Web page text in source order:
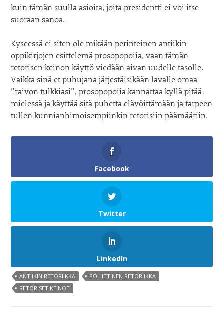
kuin tämän suulla asioita, joita presidentti ei voi itse
suoraan sanoa.
Kyseessä ei siten ole mikään perinteinen antiikin
oppikirjojen esittelemä prosopopoiia, vaan tämän
retorisen keinon käyttö viedään aivan uudelle tasolle.
Vaikka sinä et puhujana järjestäisikään lavalle omaa
”raivon tulkkiasi”, prosopopoiia kannattaa kyllä pitää
mielessä ja käyttää sitä puhetta elävöittämään ja tarpeen
tullen kunnianhimoisempiinkin retorisiin päämääriin.
Facebook
Twitter
LinkedIn
ANTIIKIN RETORIIKKA
POLIITTINEN RETORIIKKA
RETORISET KEINOT